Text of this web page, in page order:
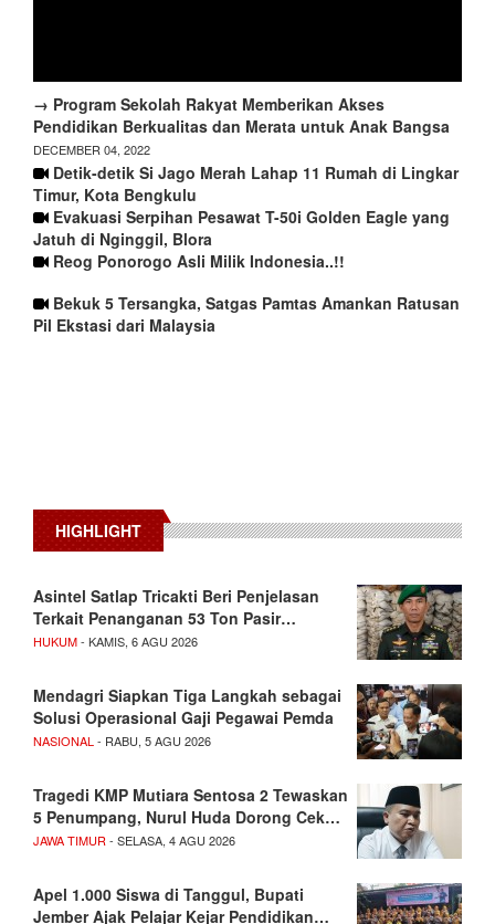
→ Program Sekolah Rakyat Memberikan Akses
Pendidikan Berkualitas dan Merata untuk Anak Bangsa
DECEMBER 04, 2022
Detik-detik Si Jago Merah Lahap 11 Rumah di Lingkar
Timur, Kota Bengkulu
Evakuasi Serpihan Pesawat T-50i Golden Eagle yang
Jatuh di Nginggil, Blora
Reog Ponorogo Asli Milik Indonesia..!!
Bekuk 5 Tersangka, Satgas Pamtas Amankan Ratusan
Pil Ekstasi dari Malaysia
HIGHLIGHT
Asintel Satlap Tricakti Beri Penjelasan
Terkait Penanganan 53 Ton Pasir…
HUKUM- KAMIS, 6 AGU 2026
Mendagri Siapkan Tiga Langkah sebagai
Solusi Operasional Gaji Pegawai Pemda
NASIONAL - RABU, 5 AGU 2026
Tragedi KMP Mutiara Sentosa 2 Tewaskan
5 Penumpang, Nurul Huda Dorong Cek…
JAWA TIMUR - SELASA, 4 AGU 2026
Apel 1.000 Siswa di Tanggul, Bupati
Jember Ajak Pelajar Kejar Pendidikan…